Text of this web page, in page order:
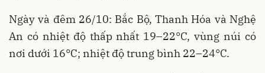
Ngày và đêm 26/10: Bắc Bộ, Thanh Hóa và Nghệ
An có nhiệt độ thấp nhất 19–22°C, vùng núi có
nơi dưới 16°C; nhiệt độ trung bình 22–24°C.